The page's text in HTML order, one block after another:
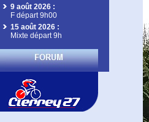
9 août 2026 :
F départ 9h00
15 août 2026 :
Mixte départ 9h